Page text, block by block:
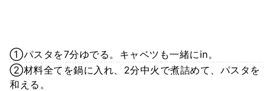
①パスタを7分ゆでる。キャベツも一緒にin。
②材料全てを鍋に入れ、2分中火で煮詰めて、パスタを
和える。